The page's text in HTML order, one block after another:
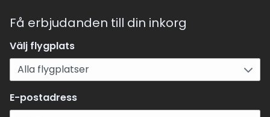
Få erbjudanden till din inkorg
Välj flygplats
E-postadress